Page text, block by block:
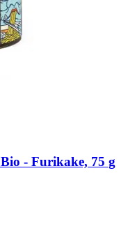
-​ Furikake, 75 g